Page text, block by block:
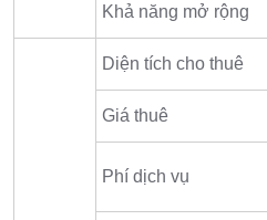
Khả năng mở rộng
Diện tích cho thuê
Giá thuê
Phí dịch vụ